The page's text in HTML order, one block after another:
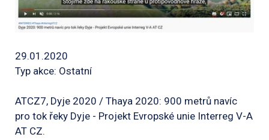
29.01.2020
Typ akce: Ostatní
ATCZ7, Dyje 2020 / Thaya 2020: 900 metrů navíc
pro tok řeky Dyje - Projekt Evropské unie Interreg V-A
AT CZ.